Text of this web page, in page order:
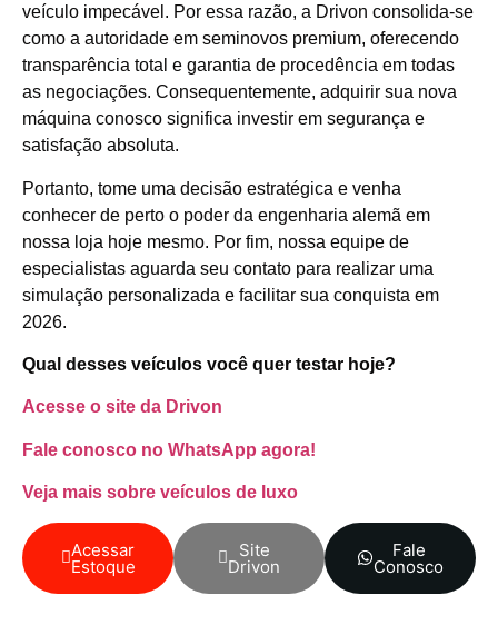
veículo impecável. Por essa razão, a Drivon consolida-se
como a autoridade em seminovos premium, oferecendo
transparência total e garantia de procedência em todas
as negociações. Consequentemente, adquirir sua nova
máquina conosco significa investir em segurança e
satisfação absoluta.
Portanto, tome uma decisão estratégica e venha
conhecer de perto o poder da engenharia alemã em
nossa loja hoje mesmo. Por fim, nossa equipe de
especialistas aguarda seu contato para realizar uma
simulação personalizada e facilitar sua conquista em
2026.
Qual desses veículos você quer testar hoje?
Acesse o site da Drivon
Fale conosco no WhatsApp agora!
Veja mais sobre veículos de luxo
Acessar
Estoque
Site
Drivon
Fale
Conosco